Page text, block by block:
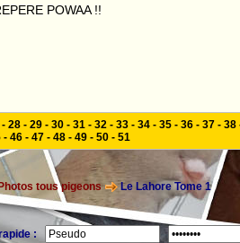
POWAA !!
- 28 - 29 - 30 - 31 - 32 - 33 - 34 - 35 - 36 - 37 - 38
- 46 - 47 - 48 - 49 - 50 - 51
Photos tous pigeons Le Lahore Tome 1
: